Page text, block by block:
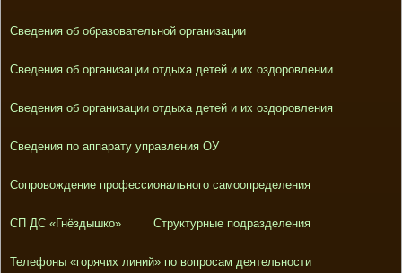
Сведения об образовательной организации
Сведения об организации отдыха детей и их оздоровлении
Сведения об организации отдыха детей и их оздоровления
Сведения по аппарату управления ОУ
Сопровождение профессионального самоопределения
СП ДС «Гнёздышко» Структурные подразделения
Телефоны «горячих линий» по вопросам деятельности